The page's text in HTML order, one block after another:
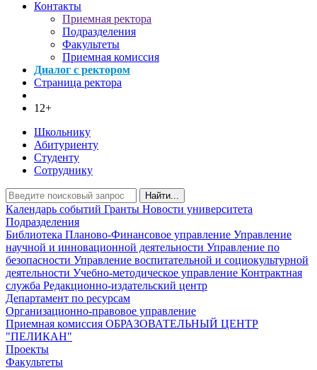
Контакты
Приемная ректора
Подразделения
Факультеты
Приемная комиссия
Диалог с ректором
Страница ректора
12+
Школьнику
Абитуриенту
Студенту
Сотруднику
Найти...
Календарь событий Гранты Новости университета
Подразделения
Библиотека Планово-Финансовое управление Управление
научной и инновационной деятельности Управление по
безопасности Управление воспитательной и социокультурной
деятельности Учебно-методическое управление Контрактная
служба Редакционно-издательский центр
Департамент по ресурсам
Организационно-правовое управление
Приемная комиссия ОБРАЗОВАТЕЛЬНЫЙ ЦЕНТР
"ПЕЛИКАН"
Проекты
Факультеты